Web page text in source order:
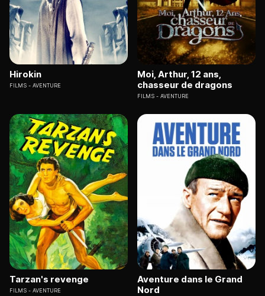
Hirokin
FILMS AVENTURE
Moi, Arthur, 12 ans,
chasseur de dragons
FILMS AVENTURE
Tarzan's revenge
FILMS AVENTURE
Aventure dans le Grand
Nord